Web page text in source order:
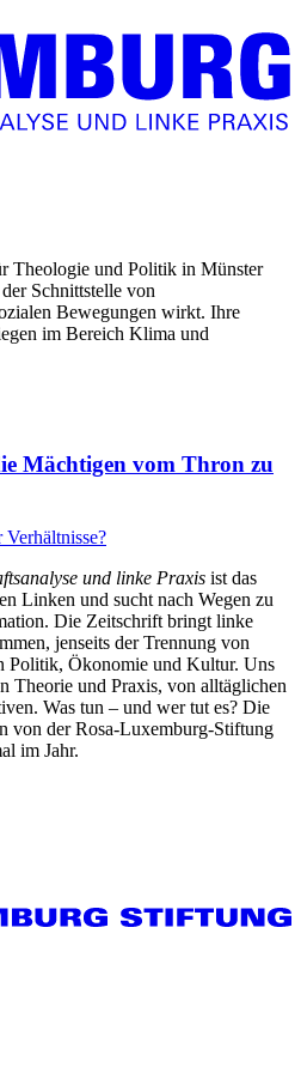
Theologie und Politik in Münster
Schnittstelle von
Bewegungen wirkt. Ihre
im Bereich Klima und
Mächtigen vom Thron zu
und linke Praxis ist das
Linken und sucht nach Wegen zu
Die Zeitschrift bringt linke
jenseits der Trennung von
Politik, Ökonomie und Kultur. Uns
Theorie und Praxis, von alltäglichen
Was tun – und wer tut es? Die
von der Rosa-Luxemburg-Stiftung
im Jahr.